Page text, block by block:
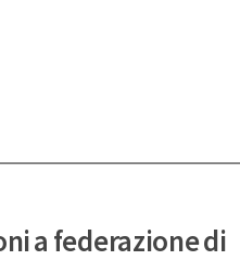
a federazione di